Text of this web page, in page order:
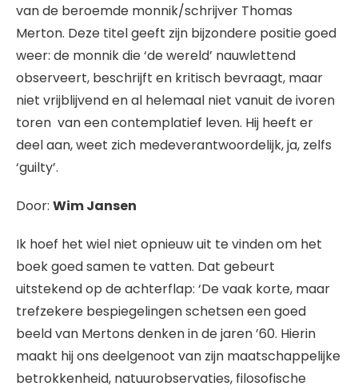
van de beroemde monnik/schrijver Thomas
Merton. Deze titel geeft zijn bijzondere positie goed
weer: de monnik die ‘de wereld’ nauwlettend
observeert, beschrijft en kritisch bevraagt, maar
niet vrijblijvend en al helemaal niet vanuit de ivoren
toren van een contemplatief leven. Hij heeft er
deel aan, weet zich medeverantwoordelijk, ja, zelfs
‘guilty’.
Door: Wim Jansen
Ik hoef het wiel niet opnieuw uit te vinden om het
boek goed samen te vatten. Dat gebeurt
uitstekend op de achterflap: ‘De vaak korte, maar
trefzekere bespiegelingen schetsen een goed
beeld van Mertons denken in de jaren ’60. Hierin
maakt hij ons deelgenoot van zijn maatschappelijke
betrokkenheid, natuurobservaties, filosofische